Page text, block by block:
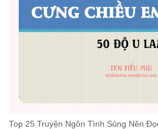
Top 25 Truyện Ngôn Tình Sủng Nên